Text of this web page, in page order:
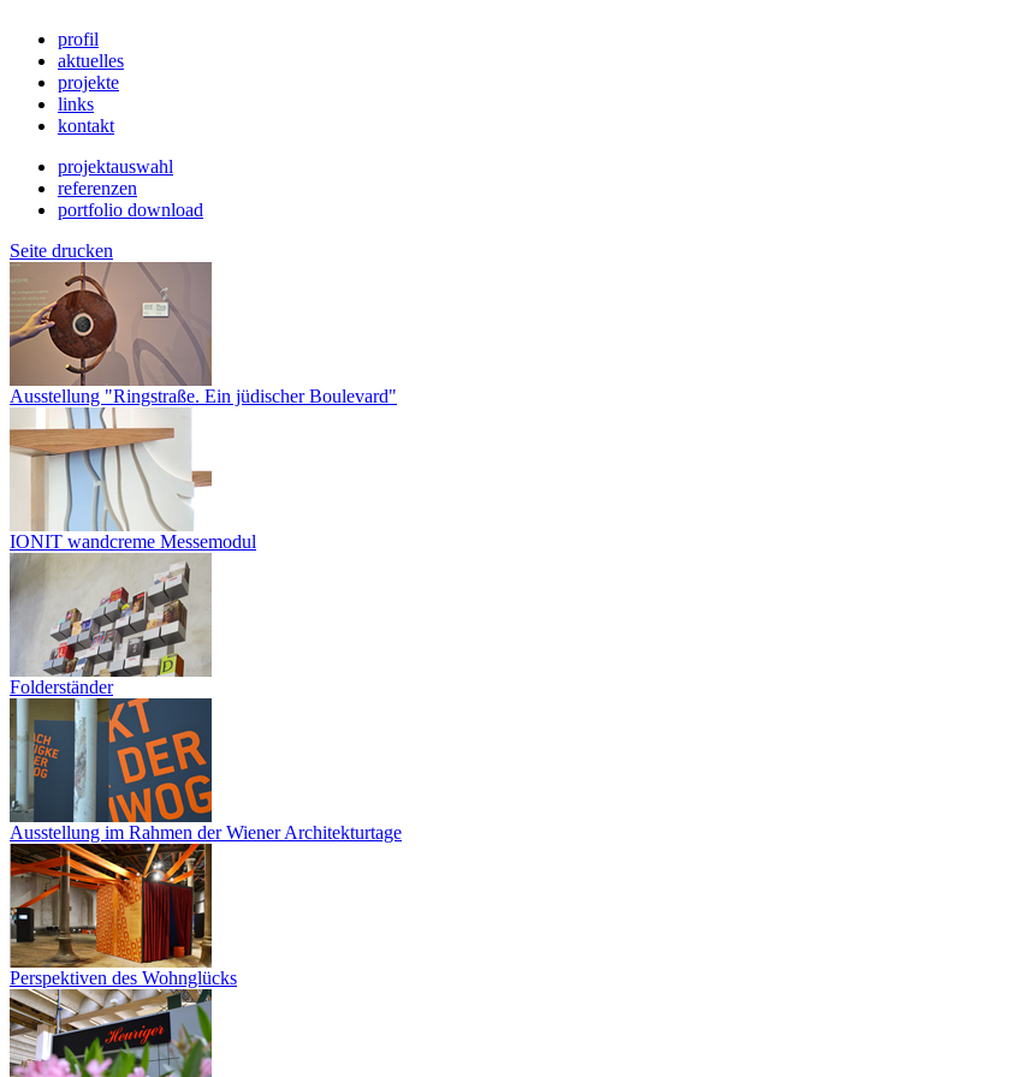
profil
aktuelles
projekte
links
kontakt
projektauswahl
referenzen
portfolio download
Seite drucken
Ausstellung "Ringstraße. Ein jüdischer Boulevard"
IONIT wandcreme Messemodul
Folderständer
Ausstellung im Rahmen der Wiener Architekturtage
Perspektiven des Wohnglücks